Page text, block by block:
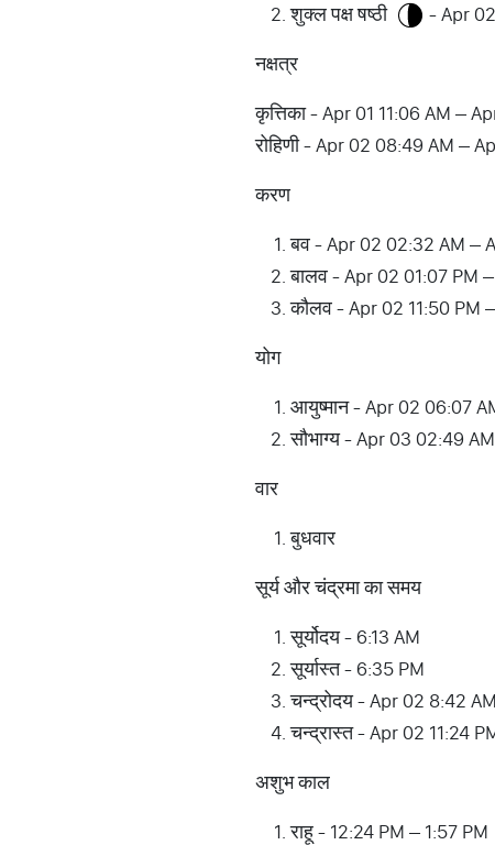
शुक्ल पक्ष षष्ठी
- Apr
नक्षत्र
कृत्तिका - Apr 01 11:06 AM –
रोहिणी - Apr 02 08:49 AM –
करण
बव - Apr 02 02:32 AM –
बालव - Apr 02 01:07 PM
कौलव - Apr 02 11:50 PM
योग
आयुष्मान - Apr 02 06:07
सौभाग्य - Apr 03 02:49
वार
बुधवार
सूर्य और चंद्रमा का समय
सूर्योदय - 6:13 AM
सूर्यास्त - 6:35 PM
चन्द्रोदय - Apr 02 8:42 AM
चन्द्रास्त - Apr 02 11:24
अशुभ काल
राहू - 12:24 PM – 1:57 PM